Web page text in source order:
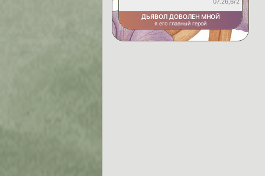
ДЬЯВОЛ ДОВОЛЕН МНОЙ
я его главный герой